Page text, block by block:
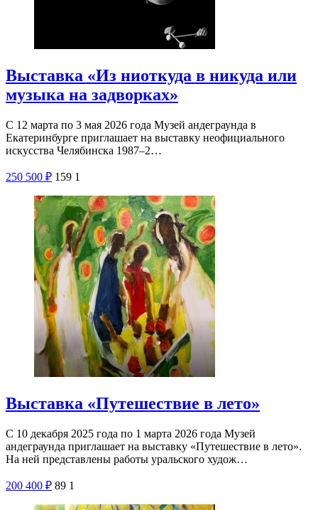
Выставка «Из ниоткуда в никуда или
музыка на задворках»
С 12 марта по 3 мая 2026 года Музей андеграунда в
Екатеринбурге приглашает на выставку неофициального
искусства Челябинска 1987–2…
250 500 ₽ 159 1
Выставка «Путешествие в лето»
С 10 декабря 2025 года по 1 марта 2026 года Музей
андеграунда приглашает на выставку «Путешествие в лето».
На ней представлены работы уральского худож…
200 400 ₽ 89 1